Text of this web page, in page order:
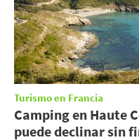
Turismo en Francia
Camping en Haute
puede declinar sin